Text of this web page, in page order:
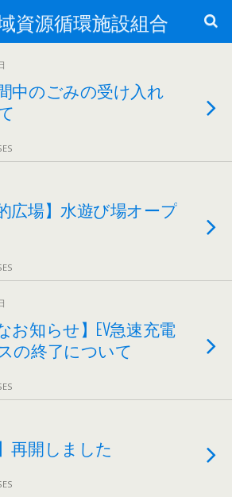
資源循環施設組合
中のごみの受け入れ
広場】水遊び場オープ
お知らせ】EV急速充電
の終了について
再開しました